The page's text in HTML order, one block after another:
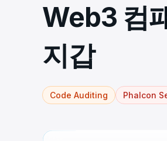
Phalcon Security
Detect every threat,
matters, and block
time.
Safe{Wallet} Monitor
ensure your
real-time. Safeguard
reputation.
Stablecoin Issuer
Secure your contracts
stability and
Web3 컴
지갑
Code Auditing Phalcon